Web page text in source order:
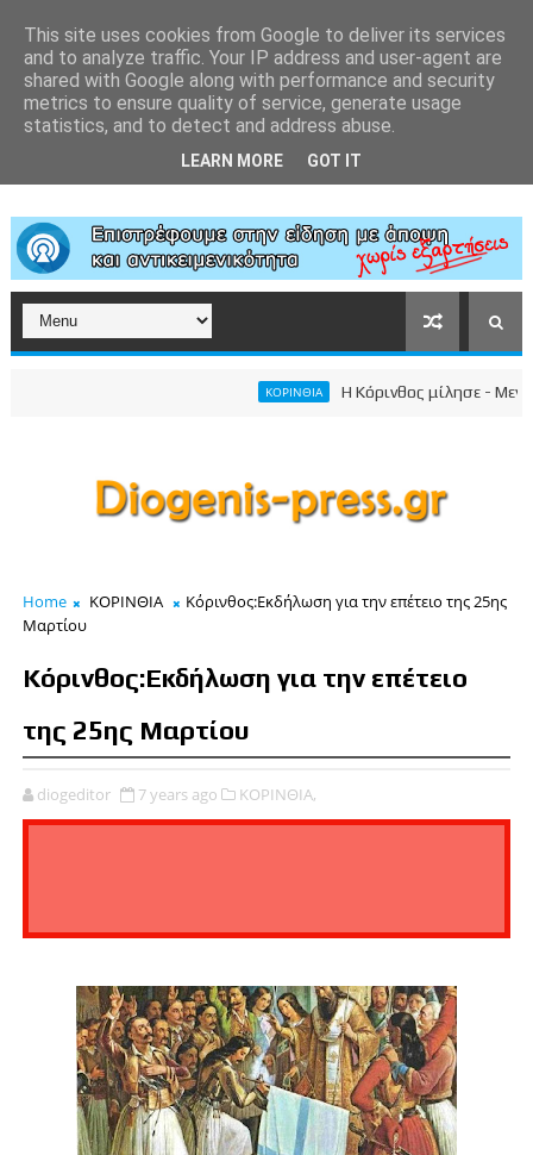
ΚΟΡΙΝΘΙΑ Η Κόρινθος μίλησε -
Home ΚΟΡΙΝΘΙΑ
Κόρινθος:Εκδήλωση για την επέτειο της 25ης
Μαρτίου
Κόρινθος:Εκδήλωση για την επέτειο
της 25ης Μαρτίου
diogeditor 7 years ago ΚΟΡΙΝΘΙΑ,
This site uses cookies from Google to deliver its services
and to analyze traffic. Your IP address and user-agent are
shared with Google along with performance and security
metrics to ensure quality of service, generate usage
statistics, and to detect and address abuse.
LEARN MORE GOT IT